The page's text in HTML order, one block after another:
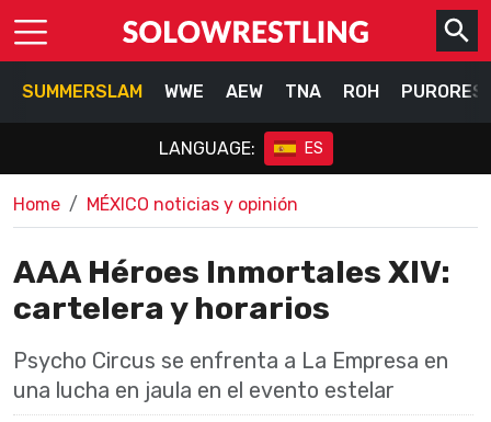
SUMMERSLAM WWE AEW TNA ROH
LANGUAGE: ES
Home MÉXICO noticias y opinión
AAA Héroes Inmortales XIV:
cartelera y horarios
Psycho Circus se enfrenta a La Empresa en
una lucha en jaula en el evento estelar